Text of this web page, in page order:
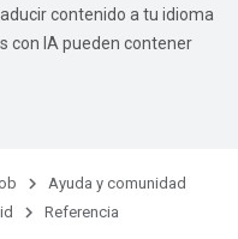
contenido a tu idioma
con IA pueden contener
Ayuda y comunidad
Referencia